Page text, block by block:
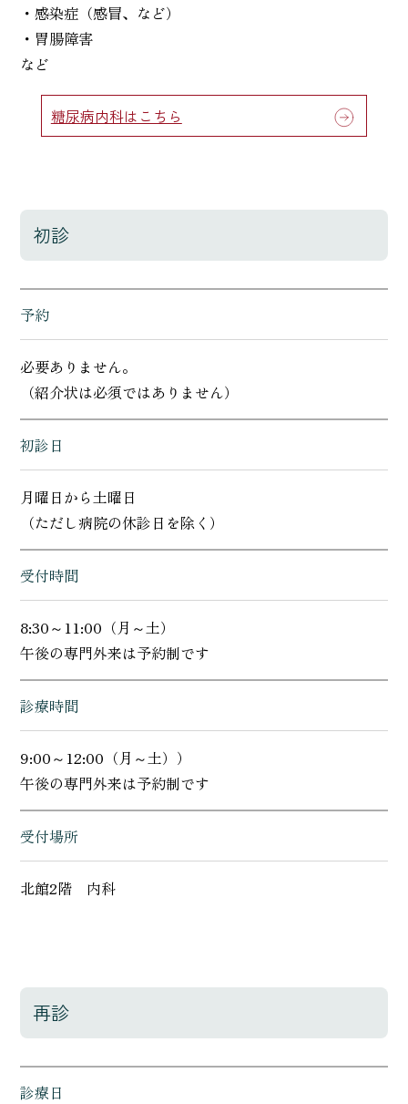
・感染症（感冒、など）
・胃腸障害
など
糖尿病内科はこちら
初診
予約
必要ありません。
（紹介状は必須ではありません）
初診日
月曜日から土曜日
（ただし病院の休診日を除く）
受付時間
8:30～11:00（月～土）
午後の専門外来は予約制です
診療時間
9:00～12:00（月～土））
午後の専門外来は予約制です
受付場所
北館2階 内科
再診
診療日